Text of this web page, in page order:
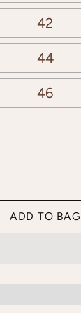
42
44
46
ADD TO BAG